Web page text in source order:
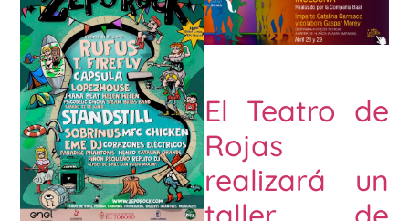
El Teatro de
Rojas
realizará un